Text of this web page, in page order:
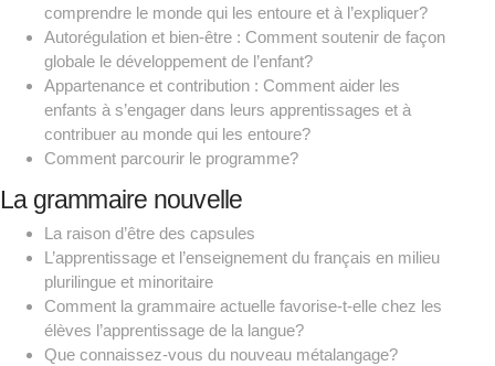
comprendre le monde qui les entoure et à l’expliquer?
Autorégulation et bien-être : Comment soutenir de façon
globale le développement de l’enfant?
Appartenance et contribution : Comment aider les
enfants à s’engager dans leurs apprentissages et à
contribuer au monde qui les entoure?
Comment parcourir le programme?
La grammaire nouvelle
La raison d’être des capsules
L’apprentissage et l’enseignement du français en milieu
plurilingue et minoritaire
Comment la grammaire actuelle favorise-t-elle chez les
élèves l’apprentissage de la langue?
Que connaissez-vous du nouveau métalangage?